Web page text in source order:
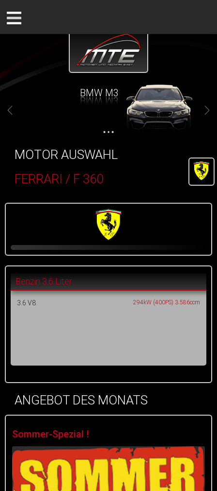
BMW M3
MOTOR AUSWAHL
FERRARI / F 360
Benzin 3.6 Liter
3.6 V8 294kW (400PS) 3.586ccm
ANGEBOT DES MONATS
Sommer-Spezial !